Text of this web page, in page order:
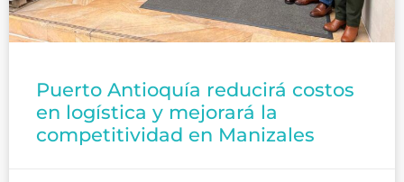
Puerto Antioquía reducirá costos
en logística y mejorará la
competitividad en Manizales